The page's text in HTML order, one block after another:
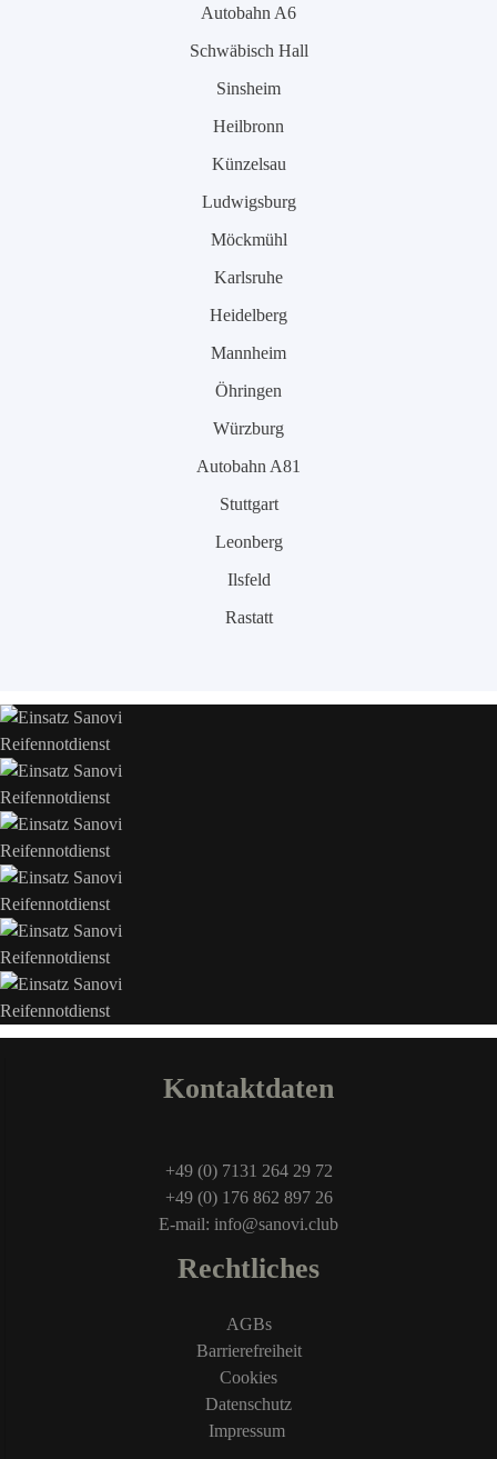
Autobahn A6
Schwäbisch Hall
Sinsheim
Heilbronn
Künzelsau
Ludwigsburg
Möckmühl
Karlsruhe
Heidelberg
Mannheim
Öhringen
Würzburg
Autobahn A81
Stuttgart
Leonberg
Ilsfeld
Rastatt
Kontaktdaten
+49 (0) 7131 264 29 72
+49 (0) 176 862 897 26
E-mail: info@sanovi.club
Rechtliches
AGBs
Barrierefreiheit
Cookies
Datenschutz
Impressum